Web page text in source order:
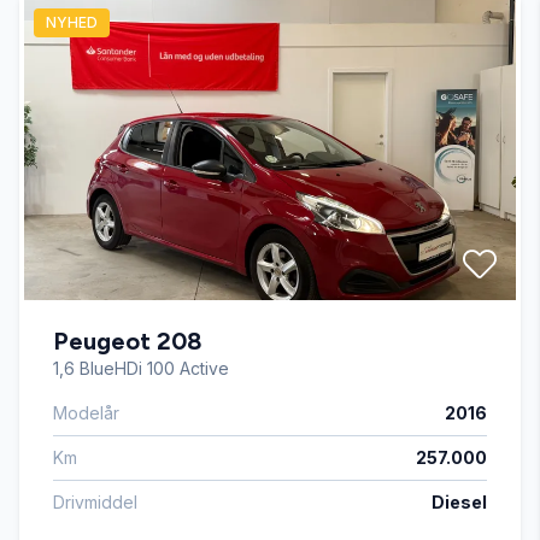
Automatgear
Automatisk fjernlys
Automatisk lys
Blind vinkel detektion
Bluetooth
Centrallås
Dual zone klimaanlæg
NYHED
Peugeot 208
1,6 BlueHDi 100 Active
Modelår 2016
Km 257.000
Drivmiddel Diesel